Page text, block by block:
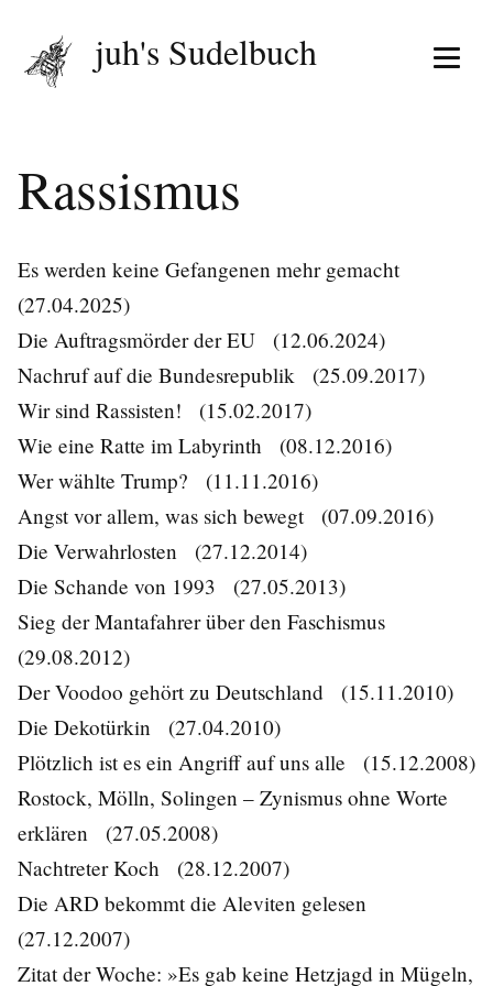
Menü
juh's Sudelbuch
Rassismus
Es werden keine Gefangenen mehr gemacht
(27.04.2025)
Die Auftragsmörder der EU
(12.06.2024)
Nachruf auf die Bundesrepublik
(25.09.2017)
Wir sind Rassisten!
(15.02.2017)
Wie eine Ratte im Labyrinth
(08.12.2016)
Wer wählte Trump?
(11.11.2016)
Angst vor allem, was sich bewegt
(07.09.2016)
Die Verwahrlosten
(27.12.2014)
Die Schande von 1993
(27.05.2013)
Sieg der Mantafahrer über den Faschismus
(29.08.2012)
Der Voodoo gehört zu Deutschland
(15.11.2010)
Die Dekotürkin
(27.04.2010)
Plötzlich ist es ein Angriff auf uns alle
(15.12.2008)
Rostock, Mölln, Solingen – Zynismus ohne Worte
erklären
(27.05.2008)
Nachtreter Koch
(28.12.2007)
Die ARD bekommt die Aleviten gelesen
(27.12.2007)
Zitat der Woche: »Es gab keine Hetzjagd in Mügeln,